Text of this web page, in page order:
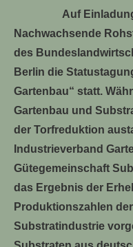
Auf
Nachwachsende
des
Berlin die
Gartenbau“ statt.
Gartenbau und
der Torfreduktion
Industrieverband
Gütegemeinschaft
das Ergebnis der
Produktionszahlen
Substratindustrie